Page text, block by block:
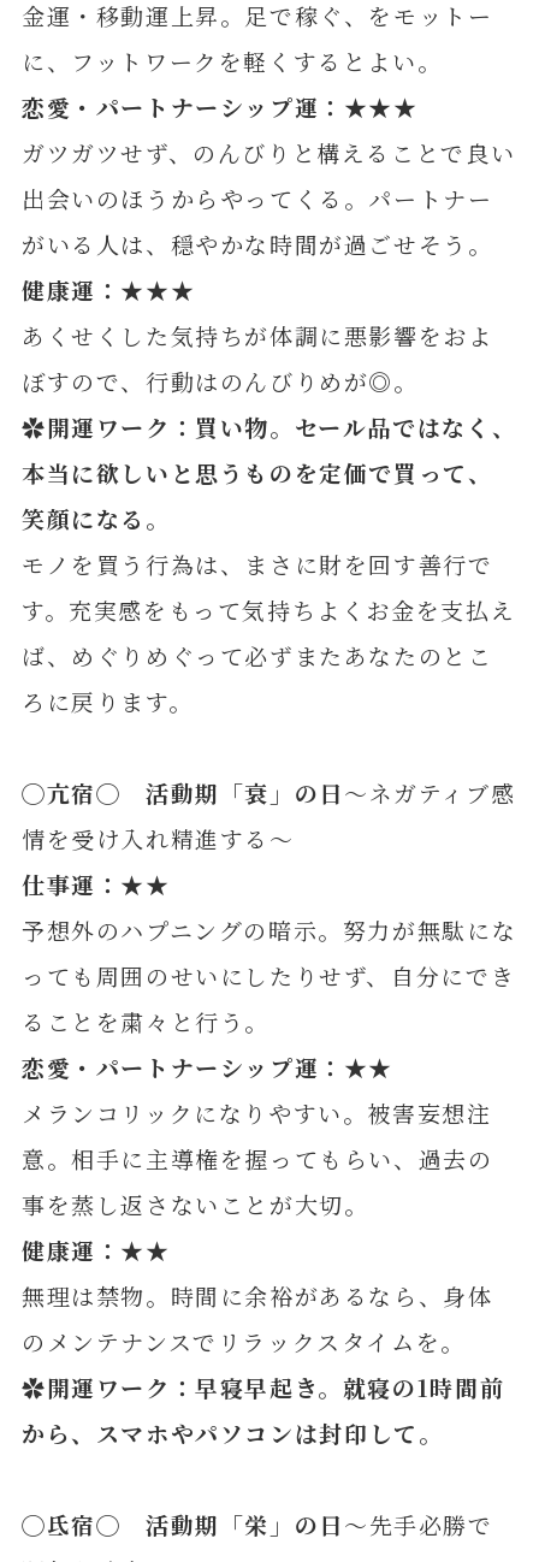
金運・移動運上昇。足で稼ぐ、をモットー
に、フットワークを軽くするとよい。
恋愛・パートナーシップ運：★★★
ガツガツせず、のんびりと構えることで良い
出会いのほうからやってくる。パートナー
がいる人は、穏やかな時間が過ごせそう。
健康運：★★★
あくせくした気持ちが体調に悪影響をおよ
ぼすので、行動はのんびりめが◎。
✿開運ワーク：買い物。セール品ではなく、
本当に欲しいと思うものを定価で買って、
笑顔になる 。
モノを買う行為は、まさに財を回す善行で
す。充実感をもって気持ちよくお金を支払え
ば、めぐりめぐって必ずまたあなたのとこ
ろに戻ります。
◯亢宿◯ 活動期「衰」の日～ネガティブ感
情を受け入れ精進する～
仕事運：★★
予想外のハプニングの暗示。努力が無駄にな
っても周囲のせいにしたりせず、自分にでき
ることを粛々と行う。
恋愛・パートナーシップ運：★★
メランコリックになりやすい。被害妄想注
意。相手に主導権を握ってもらい、過去の
事を蒸し返さないことが大切。
健康運：★★
無理は禁物。時間に余裕があるなら、身体
のメンテナンスでリラックスタイムを。
✿開運ワーク：早寝早起き。就寝の1時間前
から、スマホやパソコンは封印 して。
◯氐宿◯ 活動期「栄」の日～先手必勝で